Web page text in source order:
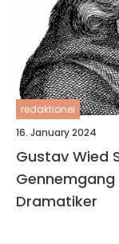
redaktionel
16. January 2024
Gustav Wied
Gennemgang
Dramatiker